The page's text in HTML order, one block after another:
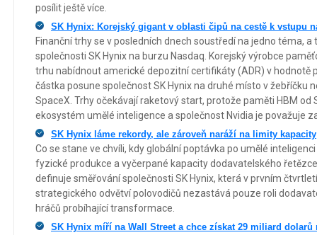
posílit ještě více.
SK Hynix: Korejský gigant v oblasti čipů na cestě k vstupu
Finanční trhy se v posledních dnech soustředí na jedno téma,
společnosti SK Hynix na burzu Nasdaq. Korejský výrobce
trhu nabídnout americké depozitní certifikáty (ADR) v hodnotě
částka posune společnost SK Hynix na druhé místo v žebříčku
SpaceX. Trhy očekávají raketový start, protože paměti HBM od
ekosystém umělé inteligence a společnost Nvidia je považuje
SK Hynix láme rekordy, ale zároveň naráží na limity kapacity
Co se stane ve chvíli, kdy globální poptávka po umělé
fyzické produkce a vyčerpané kapacity dodavatelského
definuje směřování společnosti SK Hynix, která v prvním
strategického odvětví polovodičů nezastává pouze roli
hráčů probíhající transformace.
SK Hynix míří na Wall Street a chce získat 29 miliard dolarů